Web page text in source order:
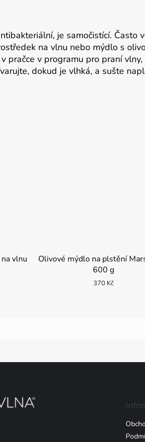
je samočistící. Často
na vlnu nebo mýdlo s
pračce v programu pro praní
dokud je vlhká, a sušte
vlnu
Olivové mýdlo na plstění
600 g
370 Kč